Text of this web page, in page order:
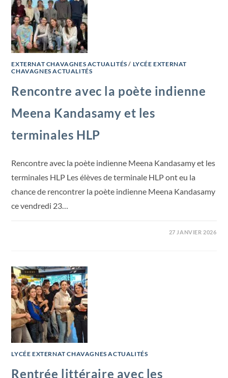
EXTERNAT CHAVAGNES ACTUALITÉS / LYCÉE EXTERNAT
CHAVAGNES ACTUALITÉS
Rencontre avec la poète indienne
Meena Kandasamy et les
terminales HLP
Rencontre avec la poète indienne Meena Kandasamy et les
terminales HLP Les élèves de terminale HLP ont eu la
chance de rencontrer la poète indienne Meena Kandasamy
ce vendredi 23…
27 JANVIER 2026
LYCÉE EXTERNAT CHAVAGNES ACTUALITÉS
Rentrée littéraire avec les